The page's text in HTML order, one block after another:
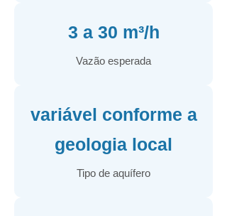
3 a 30 m³/h
Vazão esperada
variável conforme a
geologia local
Tipo de aquífero